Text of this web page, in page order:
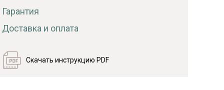
Гарантия
Доставка и оплата
Скачать инструкцию PDF